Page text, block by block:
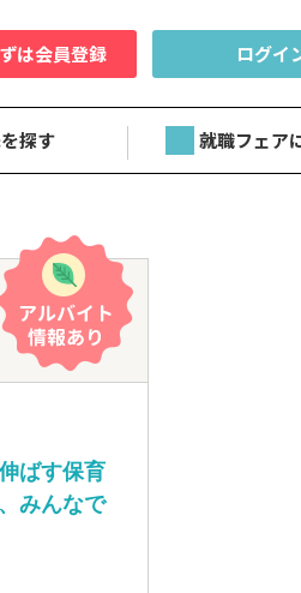
は会員登録 ログイ
探す 就職フェア
ばす保育
みんなで